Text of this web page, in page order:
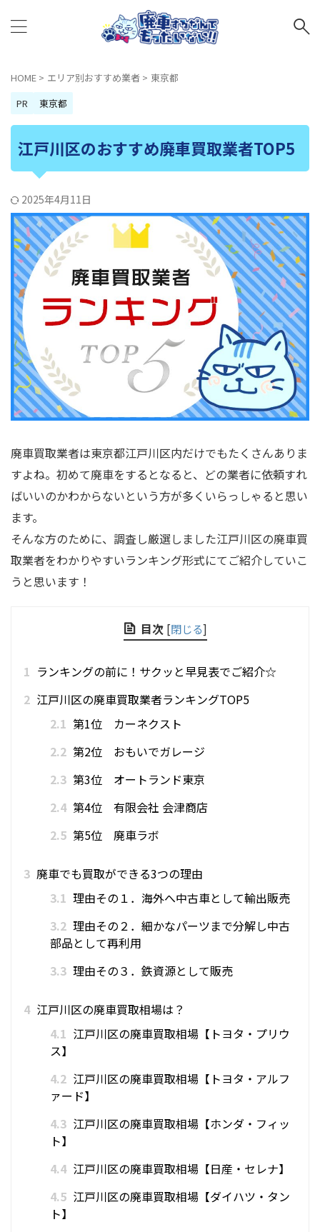
HOME > エリア別おすすめ業者 > 東京都
PR
東京都
江戸川区のおすすめ廃車買取業者TOP5
2025年4月11日
廃車買取業者は東京都江戸川区内だけでもたくさんありま
すよね。初めて廃車をするとなると、どの業者に依頼すれ
ばいいのかわからないという方が多くいらっしゃると思い
ます。
そんな方のために、調査し厳選しました江戸川区の廃車買
取業者をわかりやすいランキング形式にてご紹介していこ
うと思います！
目次 [閉じる]
1 ランキングの前に！サクッと早見表でご紹介☆
2 江戸川区の廃車買取業者ランキングTOP5
2.1 第1位 カーネクスト
2.2 第2位 おもいでガレージ
2.3 第3位 オートランド東京
2.4 第4位 有限会社 会津商店
2.5 第5位 廃車ラボ
3 廃車でも買取ができる3つの理由
3.1 理由その１．海外へ中古車として輸出販売
3.2 理由その２．細かなパーツまで分解し中古
部品として再利用
3.3 理由その３．鉄資源として販売
4 江戸川区の廃車買取相場は？
4.1 江戸川区の廃車買取相場【トヨタ・プリウ
ス】
4.2 江戸川区の廃車買取相場【トヨタ・アルフ
ァード】
4.3 江戸川区の廃車買取相場【ホンダ・フィッ
ト】
4.4 江戸川区の廃車買取相場【日産・セレナ】
4.5 江戸川区の廃車買取相場【ダイハツ・タン
ト】